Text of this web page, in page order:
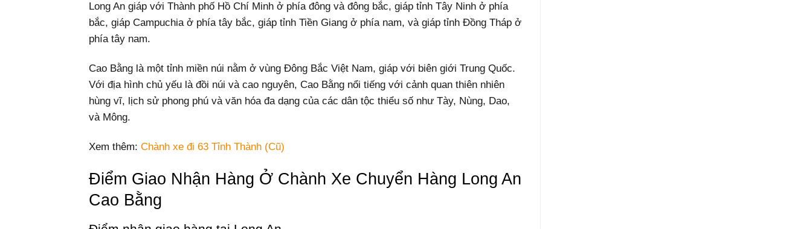
Long An giáp với Thành phố Hồ Chí Minh ở phía đông và đông bắc, giáp tỉnh Tây Ninh ở phía
bắc, giáp Campuchia ở phía tây bắc, giáp tỉnh Tiền Giang ở phía nam, và giáp tỉnh Đồng Tháp ở
phía tây nam.
Cao Bằng là một tỉnh miền núi nằm ở vùng Đông Bắc Việt Nam, giáp với biên giới Trung Quốc.
Với địa hình chủ yếu là đồi núi và cao nguyên, Cao Bằng nổi tiếng với cảnh quan thiên nhiên
hùng vĩ, lịch sử phong phú và văn hóa đa dạng của các dân tộc thiểu số như Tày, Nùng, Dao,
và Mông.
Xem thêm: Chành xe đi 63 Tỉnh Thành (Cũ)
Điểm Giao Nhận Hàng Ở Chành Xe Chuyển Hàng Long An
Cao Bằng